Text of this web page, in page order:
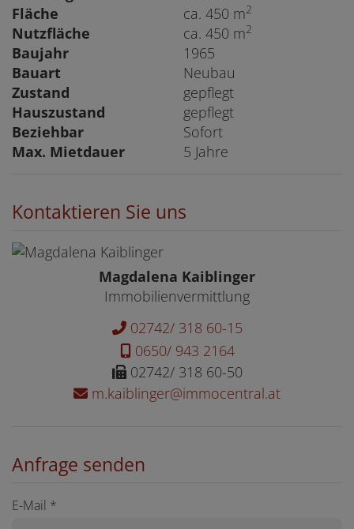
Fläche
ca. 450 m2
Nutzfläche ca. 450 m2
Baujahr
1965
Bauart
Neubau
Zustand
gepflegt
Hauszustand
gepflegt
Beziehbar
Sofort
Max. Mietdauer
5 Jahre
Kontaktieren Sie uns
Magdalena Kaiblinger
Immobilienvermittlung
02742/ 318 60-15
0650/ 943 2164
02742/ 318 60-50
m.kaiblinger@immocentral.at
Anfrage senden
E-Mail